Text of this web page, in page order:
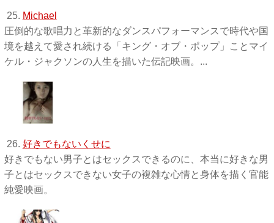
25. Michael
圧倒的な歌唱力と革新的なダンスパフォーマンスで時代や国
境を越えて愛され続ける「キング・オブ・ポップ」ことマイ
ケル・ジャクソンの人生を描いた伝記映画。...
26. 好きでもないくせに
好きでもない男子とはセックスできるのに、本当に好きな男
子とはセックスできない女子の複雑な心情と身体を描く官能
純愛映画。